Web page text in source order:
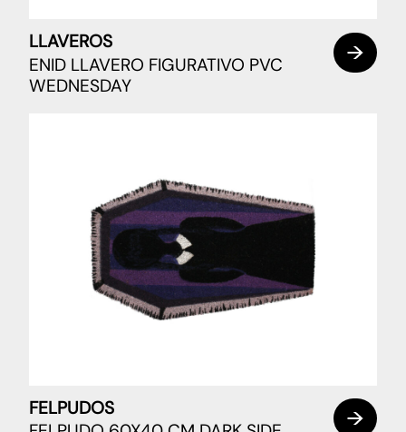
LLAVEROS
ENID LLAVERO FIGURATIVO PVC
WEDNESDAY
FELPUDOS